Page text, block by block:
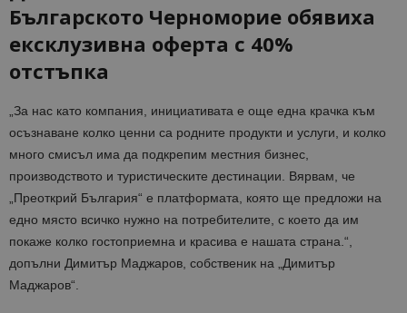
Българското Черноморие обявиха
ексклузивна оферта с 40%
отстъпка
„За нас като компания, инициативата е още една крачка към
осъзнаване колко ценни са родните продукти и услуги, и колко
много смисъл има да подкрепим местния бизнес,
производството и туристическите дестинации. Вярвам, че
„Преоткрий България“ е платформата, която ще предложи на
едно място всичко нужно на потребителите, с което да им
покаже колко гостоприемна и красива е нашата страна.“,
допълни Димитър Маджаров, собственик на „Димитър
Маджаров“.